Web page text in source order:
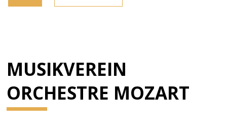
MUSIKVEREIN
ORCHESTRE MOZART